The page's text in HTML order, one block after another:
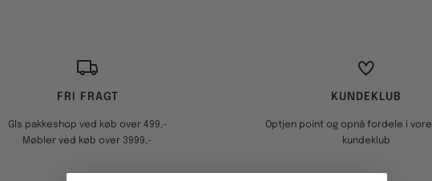
FRI FRAGT
Gls pakkeshop ved køb over 499,-
Møbler ved køb over 3999,-
KUNDEKLUB
Optjen point og opnå fordele i
kundeklub